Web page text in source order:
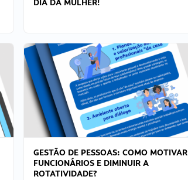
DIA DA MULHER!
GESTÃO DE PESSOAS: COMO MOTIVAR
FUNCIONÁRIOS E DIMINUIR A
ROTATIVIDADE?